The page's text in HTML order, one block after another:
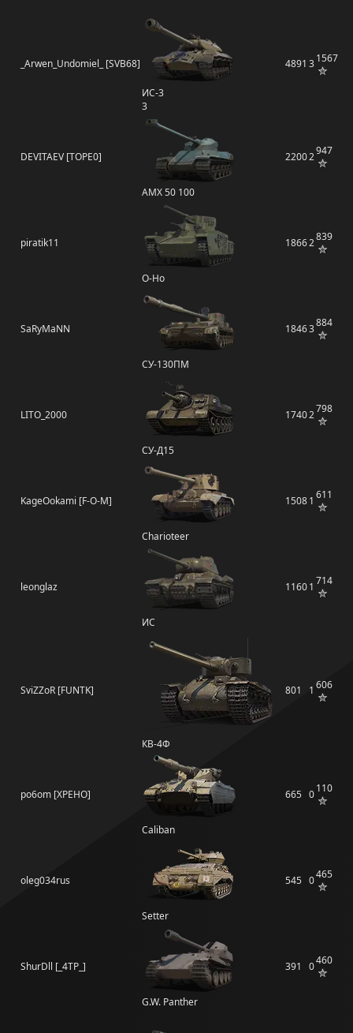
_Arwen_Undomiel_ [SVB68]
ИС-3
3
4891 31567
DEVITAEV [TOPE0]
AMX 50 100
22002947
piratik11
O-Ho
18662839
SaRyMaNN
СУ-130ПМ
18463884
LITO_2000
СУ-Д15
17402798
KageOokami [F-O-M]
Charioteer
15081 611
leonglaz
ИС
11601 714
SviZZoR [FUNTK]
КВ-4Ф
801 1 606
po6om [XPEHO]
Caliban
665 0110
oleg034rus
Setter
545 0465
ShurDll [_4TP_]
G.W. Panther
391 0460